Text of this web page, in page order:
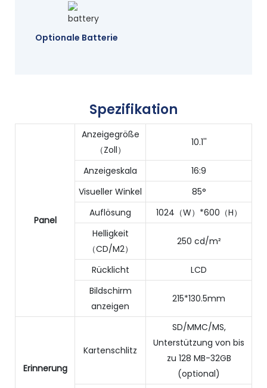
Optionale Batterie
Spezifikation
Panel
Anzeigegröße
（Zoll）
10.1''
Anzeigeskala
16:9
Visueller Winkel
85°
Auflösung
1024（W）*600（H）
Helligkeit
（CD/M2）
250 cd/m²
Rücklicht
LCD
Bildschirm
anzeigen
215*130.5mm
Erinnerung
Kartenschlitz
SD/MMC/MS,
Unterstützung von bis
zu 128 MB-32GB
(optional)